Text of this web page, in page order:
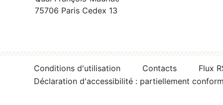
75706 Paris Cedex 13
Conditions d'utilisation Contacts
Flux
Déclaration d'accessibilité : partiellement